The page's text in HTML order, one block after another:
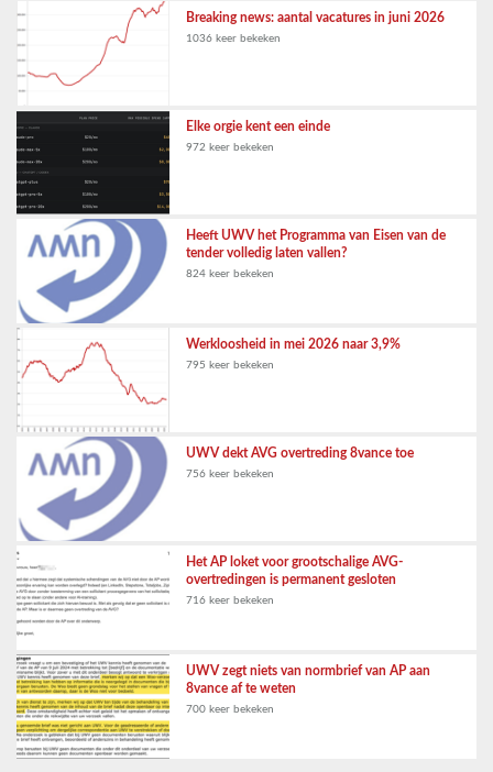
Breaking news: aantal vacatures in juni 2026
1036 keer bekeken
Elke orgie kent een einde
972 keer bekeken
Heeft UWV het Programma van Eisen van de
tender volledig laten vallen?
824 keer bekeken
Werkloosheid in mei 2026 naar 3,9%
795 keer bekeken
UWV dekt AVG overtreding 8vance toe
756 keer bekeken
Het AP loket voor grootschalige AVG-
overtredingen is permanent gesloten
716 keer bekeken
UWV zegt niets van normbrief van AP aan
8vance af te weten
700 keer bekeken